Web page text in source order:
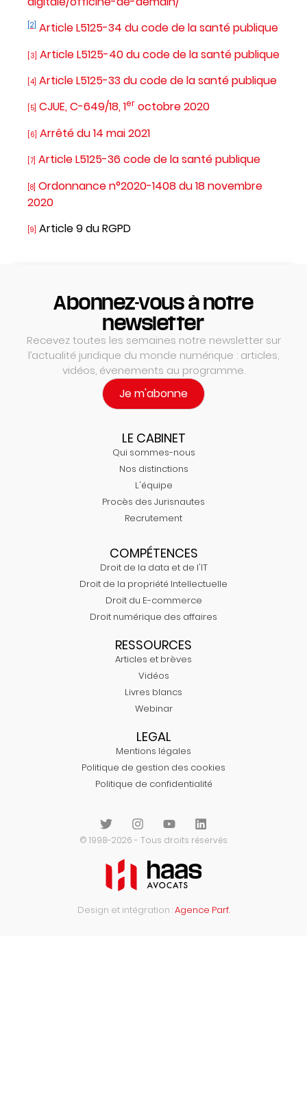
[2] Article L5125-34 du code de la santé publique
[3] Article L5125-40 du code de la santé publique
[4] Article L5125-33 du code de la santé publique
[5] CJUE, C-649/18, 1er octobre 2020
[6] Arrêté du 14 mai 2021
[7] Article L5125-36 code de la santé publique
[8] Ordonnance n°2020-1408 du 18 novembre
2020
[9] Article 9 du RGPD
Abonnez-vous à notre
newsletter
Recevez toutes les semaines notre newsletter sur
l’actualité juridique du monde numérique : articles,
vidéos, évenements au programme.
Je m'abonne
LE CABINET
Qui sommes-nous
Nos distinctions
L'équipe
Procès des Jurisnautes
Recrutement
COMPÉTENCES
Droit de la data et de l'IT
Droit de la propriété Intellectuelle
Droit du E-commerce
Droit numérique des affaires
RESSOURCES
Articles et brèves
Vidéos
Livres blancs
Webinar
LEGAL
Mentions légales
Politique de gestion des cookies
Politique de confidentialité
© 1998-2026 - Tous droits réservés
Design et intégration :Agence Parf.